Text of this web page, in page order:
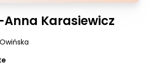
Karasiewicz